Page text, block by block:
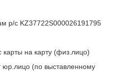
р/с KZ37722S000026191795
на карту (физ.лицо)
юр.лицо (по выставленному